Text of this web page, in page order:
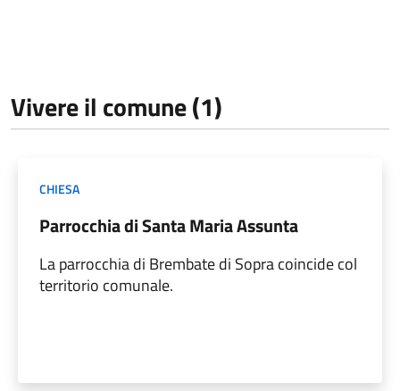
Vivere il comune (1)
CHIESA
Parrocchia di Santa Maria Assunta
La parrocchia di Brembate di Sopra coincide col
territorio comunale.